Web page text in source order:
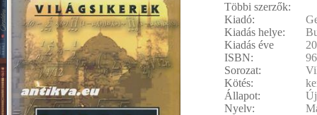
Többi szerzők:
Kiadó:
Kiadás helye:
Kiadás éve
ISBN:
Sorozat:
Kötés:
Állapot:
Nyelv: